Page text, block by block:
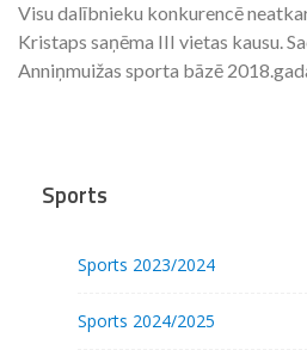
Visu dalībnieku konkurencē
Kristaps saņēma III vietas kausu.
Anniņmuižas sporta bāzē
Sports
Sports 2023/2024
Sports 2024/2025